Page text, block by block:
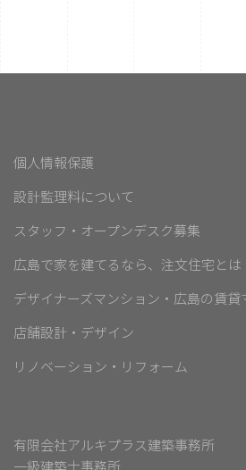
個人情報保護
設計監理料について
スタッフ・オープンデスク募集
広島で家を建てるなら、注文住宅と
デザイナーズマンション・広島の賃貸
店舗設計・デザイン
リノベーション・リフォーム
有限会社アルキプラス建築事務所
一級建築士事務所